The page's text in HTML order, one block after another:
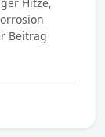
Beitrag